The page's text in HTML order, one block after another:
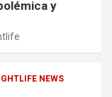
y
NEWS